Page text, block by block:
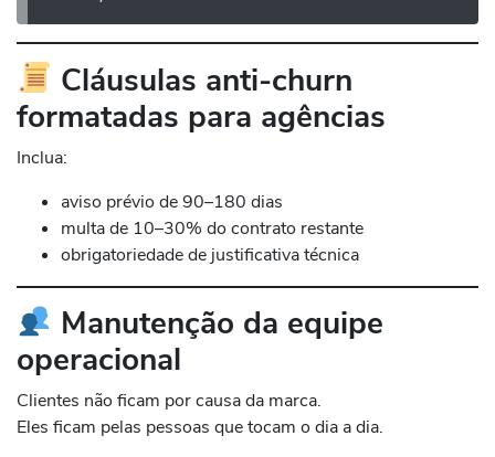
Cláusulas anti-churn
formatadas para agências
Inclua:
aviso prévio de 90–180 dias
multa de 10–30% do contrato restante
obrigatoriedade de justificativa técnica
Manutenção da equipe
operacional
Clientes não ficam por causa da marca.
Eles ficam pelas pessoas que tocam o dia a dia.